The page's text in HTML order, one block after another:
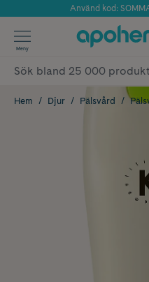
Årets Butik
Använd kod:
✓
✓
Meny
Hem Djur Pälsvård